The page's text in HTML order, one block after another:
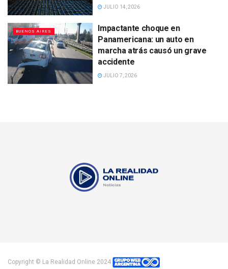
JULIO 14, 2026
BUENOS AIRES
Impactante choque en
Panamericana: un auto en
marcha atrás causó un grave
accidente
JULIO 7, 2026
Copyright © La Realidad Online 2024